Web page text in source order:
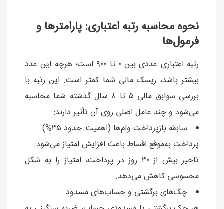
نحوه محاسبه رتبه اعتباری: پارامترها و
فرمول‌ها
رتبه اعتباری عددی بین ۰ تا ۹۰۰ است؛ هرچه این عدد
بیشتر باشد، ریسک مالی شما کمتر است. این رتبه با
بررسی سوابق مالی ۵ تا ۸ سال گذشته شما محاسبه
می‌شود و چند عامل اصلی روی آن تأثیر دارند:
سابقه بازپرداخت وام‌ها (اهمیت: حدود ۳۵%)
پرداخت به‌موقع اقساط باعث افزایش امتیاز می‌شود.
تاخیر بیش از ۳۰ روز در پرداخت، امتیاز را به شکل
محسوسی کاهش می‌دهد.
چک‌های برگشتی و حساب‌های مسدود